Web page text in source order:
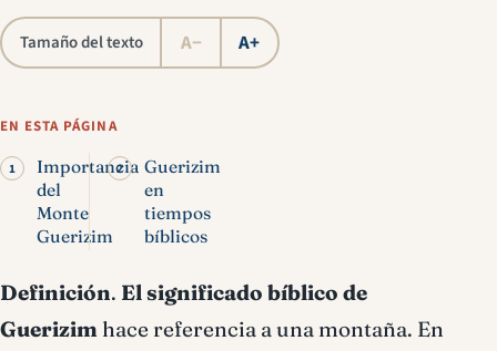
Tamaño del texto A− A+
EN ESTA PÁGINA
Importancia
del
Monte
Guerizim
Guerizim
en
tiempos
bíblicos
Definición. El significado bíblico de
Guerizim hace referencia a una montaña. En